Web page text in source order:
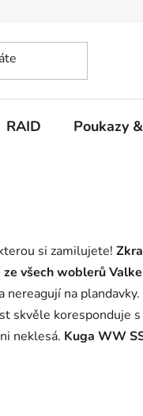
RAID Poukazy
si zamilujete!
všech woblerů
na
skvěle koresponduje
neklesá. Kuga WW